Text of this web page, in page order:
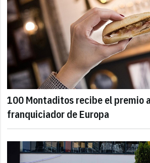
100 Montaditos recibe el premio
franquiciador de Europa